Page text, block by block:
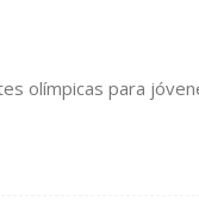
olímpicas para